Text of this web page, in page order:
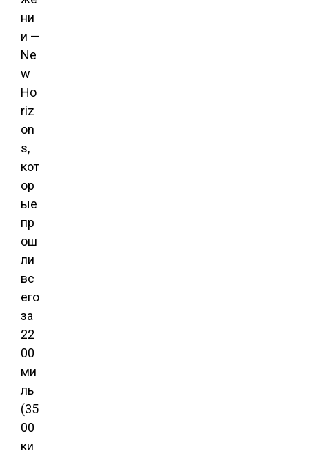
ни
и —
Ne
w
Ho
riz
on
s,
кот
ор
ые
пр
ош
ли
вс
его
за
22
00
ми
ль
(35
00
ки